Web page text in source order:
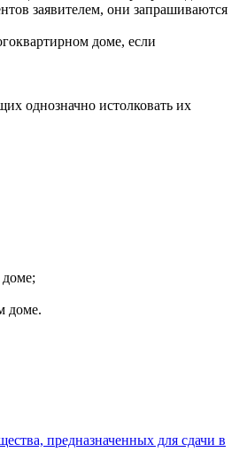
заявителем, они запрашиваются
доме, если
однозначно истолковать их
доме.
предназначенных для сдачи в